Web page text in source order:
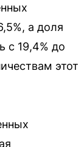
а доля
с 19,4% до
этот